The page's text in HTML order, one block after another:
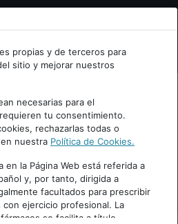
email.
Cancelar
propias y de terceros para
sitio y mejorar nuestros
necesarias para el
tu consentimiento.
rechazarlas todas o
nuestra Política de Cookies.
en la Página Web está referida a
y, por tanto, dirigida a
facultados para prescribir
ejercicio profesional. La
se facilita a título